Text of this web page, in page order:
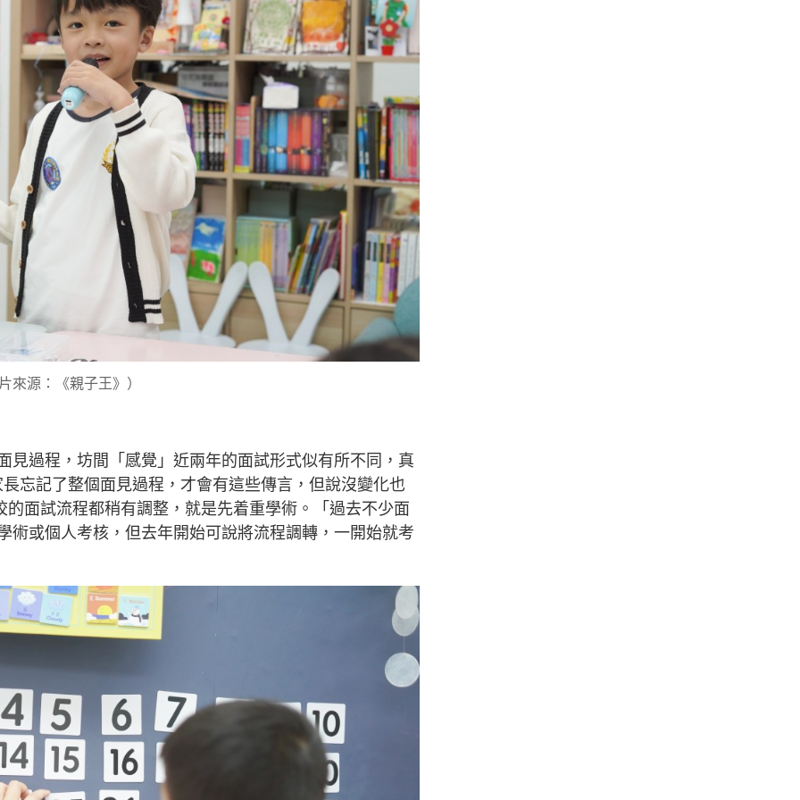
來源：《親子王》）
見過程，坊間「感覺」近兩年的面試形式似有所不同，真
忘記了整個面見過程，才會有這些傳言，但說沒變化也
面試流程都稍有調整，就是先着重學術。「過去不少面
術或個人考核，但去年開始可說將流程調轉，一開始就考